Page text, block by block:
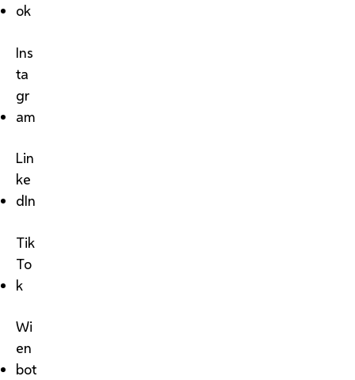
ok
Ins
ta
gr
am
Lin
ke
dIn
Tik
To
k
Wi
en
bot